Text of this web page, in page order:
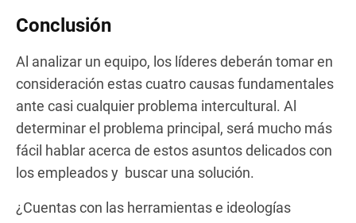
Conclusión
Al analizar un equipo, los líderes deberán tomar en
consideración estas cuatro causas fundamentales
ante casi cualquier problema intercultural. Al
determinar el problema principal, será mucho más
fácil hablar acerca de estos asuntos delicados con
los empleados y buscar una solución.
¿Cuentas con las herramientas e ideologías